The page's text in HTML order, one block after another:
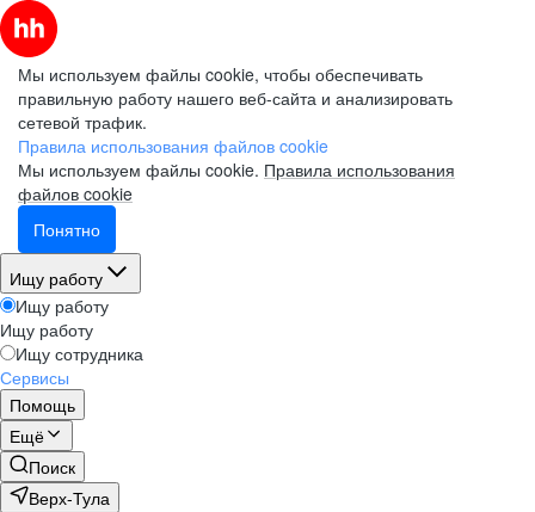
Мы используем файлы cookie, чтобы обеспечивать
правильную работу нашего веб-сайта и анализировать
сетевой трафик.
Правила использования файлов cookie
Мы используем файлы cookie. Правила использования
файлов cookie
Понятно
Ищу работу
Ищу работу
Ищу работу
Ищу сотрудника
Сервисы
Помощь
Ещё
Поиск
Верх-Тула